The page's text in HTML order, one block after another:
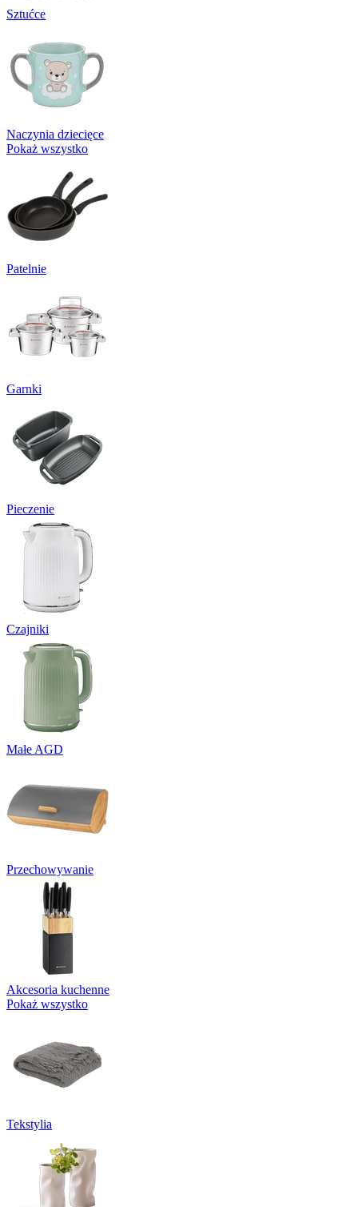
Sztućce
Naczynia dziecięce
Pokaż wszystko
Patelnie
Garnki
Pieczenie
Czajniki
Małe AGD
Przechowywanie
Akcesoria kuchenne
Pokaż wszystko
Tekstylia